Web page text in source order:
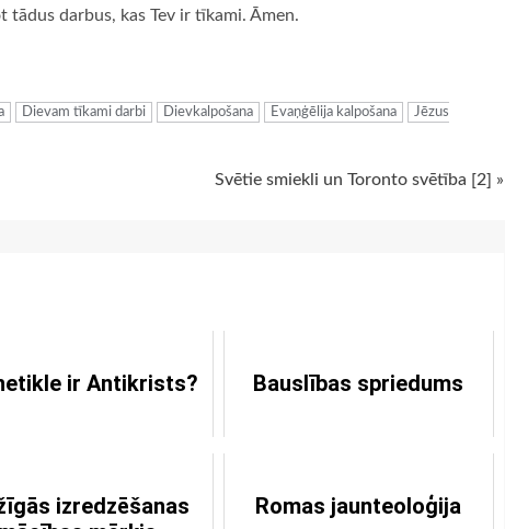
tādus darbus, kas Tev ir tīkami. Āmen.
Dievam tīkami darbi Dievkalpošana Evaņģēlija kalpošana
Jēzus
Svētie smiekli un Toronto svētība [2] »
ir Antikrists? Bauslības spriedums
izredzēšanas
Romas jaunteoloģija